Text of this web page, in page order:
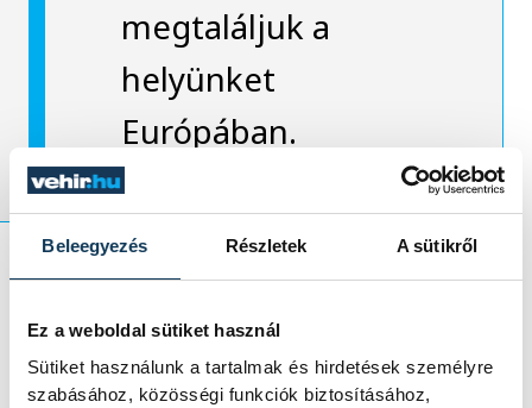
Beleegyezés Részletek A sütikről
Ez a weboldal sütiket használ
Sütiket használunk a tartalmak és hirdetések személyre
szabásához, közösségi funkciók biztosításához,
megtaláljuk a
helyünket
Európában.
igazán lényeges dolgok az emberi
kapcsolatokon keresztül, helyben, a